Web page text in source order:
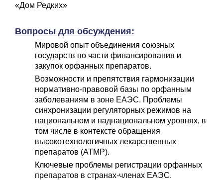
«Дом Редких»
Вопросы для обсуждения:
Мировой опыт объединения союзных
государств по части финансирования и
закупок орфанных препаратов.
Возможности и препятствия гармонизации
нормативно-правовой базы по орфанным
заболеваниям в зоне ЕАЭС. Проблемы
синхронизации регуляторных режимов на
национальном и наднациональном уровнях, в
том числе в контексте обращения
высокотехнологичных лекарственных
препаратов (ATMP).
Ключевые проблемы регистрации орфанных
препаратов в странах-членах ЕАЭС.